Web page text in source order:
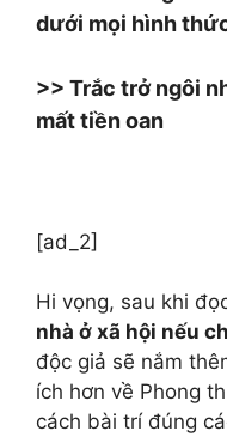
dưới mọi hình
>> Trắc trở ngôi
mất tiền oan
[ad_2]
Hi vọng, sau khi
nhà ở xã hội nếu
độc giả sẽ nắm
ích hơn về Phong
cách bài trí đúng